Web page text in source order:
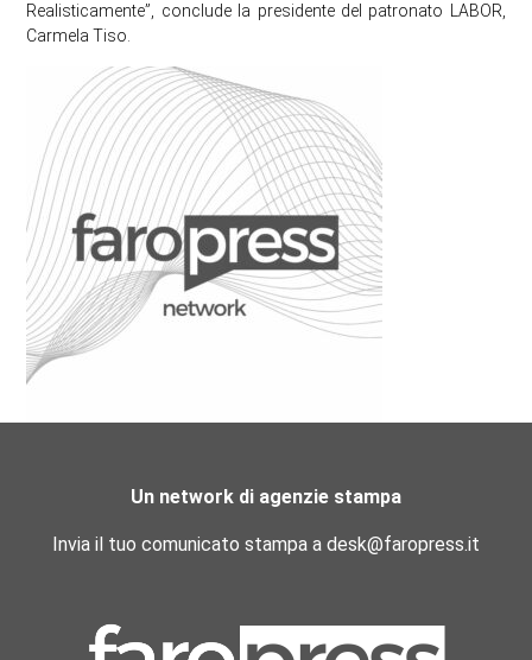
Realisticamente”, conclude la presidente del patronato LABOR,
Carmela Tiso.
Un network di agenzie stampa
Invia il tuo comunicato stampa a desk@faropress.it